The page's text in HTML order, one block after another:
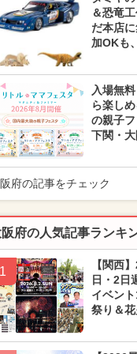
＆恐竜
だ本店
加OKも
入場無
ら楽し
の親子フ
下関・
府の記事をチェック
府の人気記事ランキ
1
【関西
日・2日
イベン
祭り＆花